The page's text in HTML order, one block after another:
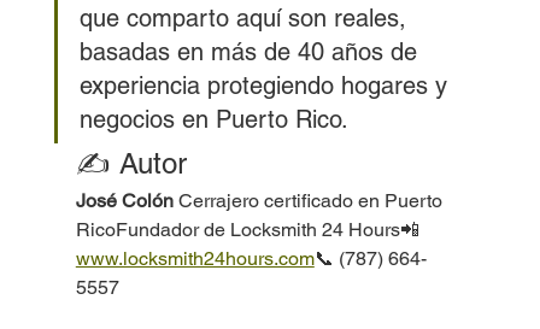
que comparto aquí son reales,
basadas en más de 40 años de
experiencia protegiendo hogares y
negocios en Puerto Rico.
✍️ Autor
José Colón Cerrajero certificado en Puerto
RicoFundador de Locksmith 24 Hours📲
www.locksmith24hours.com📞 (787) 664-
5557